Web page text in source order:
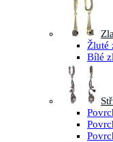
Žluté
Bílé